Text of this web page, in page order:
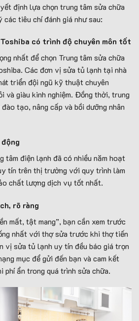
định lựa chọn trung tâm sửa chữa
tiêu chí đánh giá như sau:
có trình độ chuyên môn tốt
nhất để chọn Trung tâm sửa chữa
Các đơn vị sửa tủ lạnh tại nhà
triển đội ngũ kỹ thuật chuyên
và giàu kinh nghiệm. Đồng thời, trung
tạo, nâng cấp và bồi dưỡng nhân
tâm điện lạnh đã có nhiều năm hoạt
tín trên thị trường với quy trình làm
chất lượng dịch vụ tốt nhất.
rõ ràng
mất, tật mang”, bạn cần xem trước
nhất với thợ sửa trước khi thợ tiến
vị sửa tủ lạnh uy tín đều báo giá trọn
mục để gửi đến bạn và cam kết
phí ẩn trong quá trình sửa chữa.